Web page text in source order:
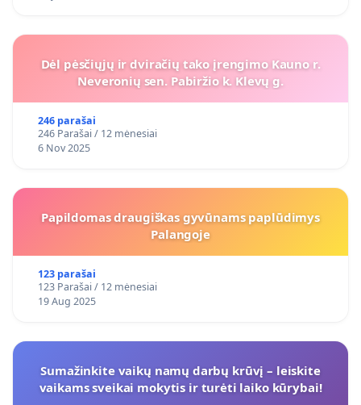
Dėl pėsčiųjų ir dviračių tako įrengimo Kauno r.
Neveronių sen. Pabiržio k. Klevų g.
246 parašai
246 Parašai / 12 mėnesiai
6 Nov 2025
Papildomas draugiškas gyvūnams paplūdimys
Palangoje
123 parašai
123 Parašai / 12 mėnesiai
19 Aug 2025
Sumažinkite vaikų namų darbų krūvį – leiskite
vaikams sveikai mokytis ir turėti laiko kūrybai!